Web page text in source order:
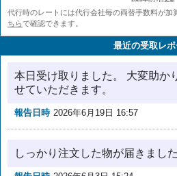
代行時のレートには代行会社毎の両替手数料が加
ちらで確認できます。
最近の受取レポ
本日受け取りました。 大変助か
せていただきます。
報告日時 2026年6月19日 16:57
しっかり注文した物が届きまし